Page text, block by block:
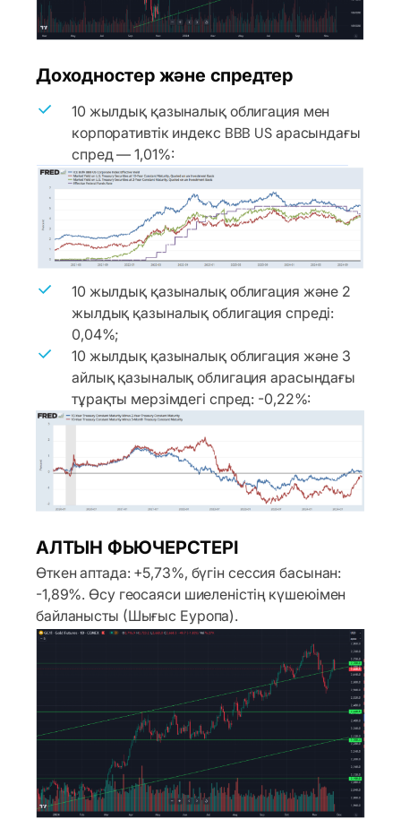
Доходностер және спредтер
10 жылдық қазыналық облигация мен
корпоративтік индекс BBB US арасындағы
спред — 1,01%:
10 жылдық қазыналық облигация және 2
жылдық қазыналық облигация спреді:
0,04%;
10 жылдық қазыналық облигация және 3
айлық қазыналық облигация арасындағы
тұрақты мерзімдегі спред: -0,22%:
АЛТЫН ФЬЮЧЕРСТЕРІ
Өткен аптада: +5,73%, бүгін сессия басынан:
-1,89%. Өсу геосаяси шиеленістің күшеюімен
байланысты (Шығыс Еуропа).